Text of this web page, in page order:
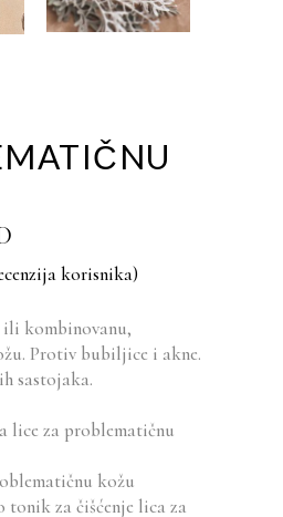
korisnika)
ili kombinovanu,
Protiv bubiljice i akne.
sastojaka.
lice za problematičnu
kožu
tonik za čišćenje lica za